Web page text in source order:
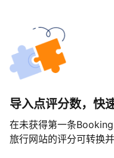
导入点评分数，快
在未获得第一条
旅行网站的评分可转换